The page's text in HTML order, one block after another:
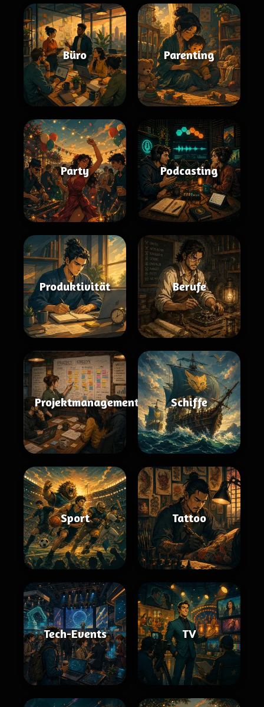
Büro Parenting
Party Podcasting
Produktivität Berufe
Projektmanagement Schiffe
Sport Tattoo
Tech-Events TV